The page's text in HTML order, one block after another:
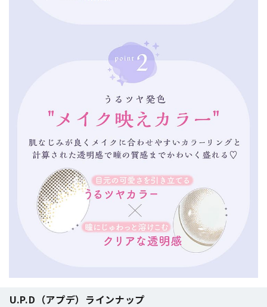
U.P.D（アプデ）ラインナップ